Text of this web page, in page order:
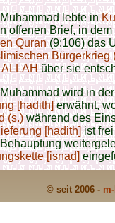
lebte in
offenen Brief, in
Quran(9:106) das
Bürgerkrieg
ALLAHüber sie
wird in
[hadith]erwähnt,
(s.)während des
[hadith]ist frei
[isnad]
© seit 2006 -